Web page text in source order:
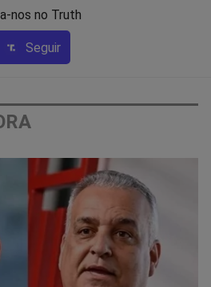
nos no Truth
Seguir